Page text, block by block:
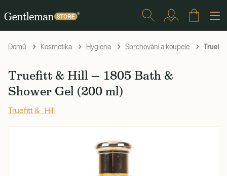
Domů Kosmetika Hygiena Sprchování a koupele
Truefitt & Hill — 1805 Bath &
Shower Gel (200 ml)
Truefitt & Hill